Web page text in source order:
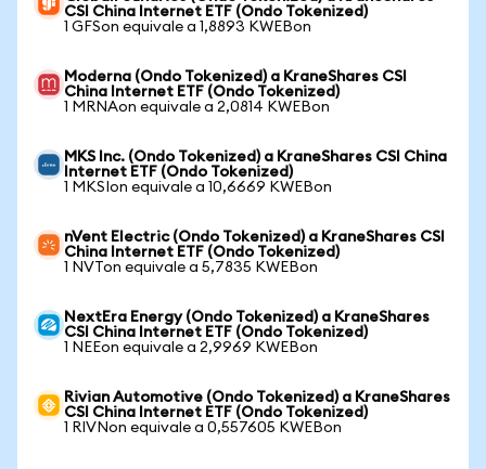
CSI China Internet ETF (Ondo Tokenized)
1 GFSon equivale a 1,8893 KWEBon
Moderna (Ondo Tokenized) a KraneShares CSI
China Internet ETF (Ondo Tokenized)
1 MRNAon equivale a 2,0814 KWEBon
MKS Inc. (Ondo Tokenized) a KraneShares CSI China
Internet ETF (Ondo Tokenized)
1 MKSIon equivale a 10,6669 KWEBon
nVent Electric (Ondo Tokenized) a KraneShares CSI
China Internet ETF (Ondo Tokenized)
1 NVTon equivale a 5,7835 KWEBon
NextEra Energy (Ondo Tokenized) a KraneShares
CSI China Internet ETF (Ondo Tokenized)
1 NEEon equivale a 2,9969 KWEBon
Rivian Automotive (Ondo Tokenized) a KraneShares
CSI China Internet ETF (Ondo Tokenized)
1 RIVNon equivale a 0,557605 KWEBon